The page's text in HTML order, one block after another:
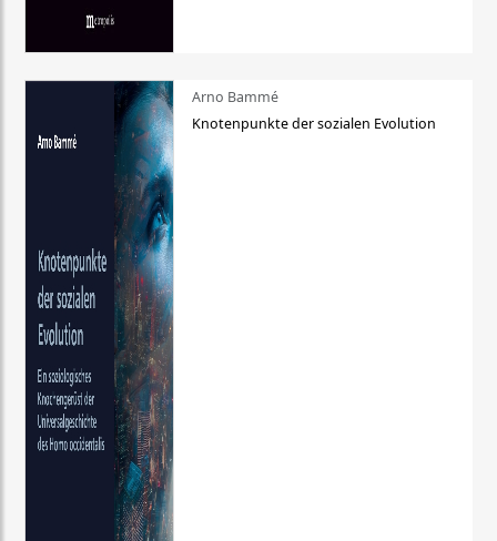
Arno Bammé
Knotenpunkte der sozialen Evolution